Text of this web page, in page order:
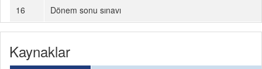
16
Dönem sonu sınavı
Kaynaklar